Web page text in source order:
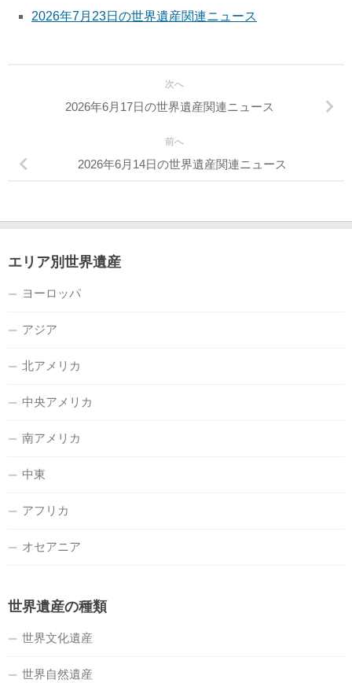
2026年7月23日の世界遺産関連ニュース
次へ
2026年6月17日の世界遺産関連ニュース
前へ
2026年6月14日の世界遺産関連ニュース
エリア別世界遺産
ヨーロッパ
アジア
北アメリカ
中央アメリカ
南アメリカ
中東
アフリカ
オセアニア
世界遺産の種類
世界文化遺産
世界自然遺産